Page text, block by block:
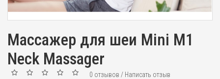
Массажер для шеи Mini M1
Neck Massager
0 отзывов / Написать отзыв